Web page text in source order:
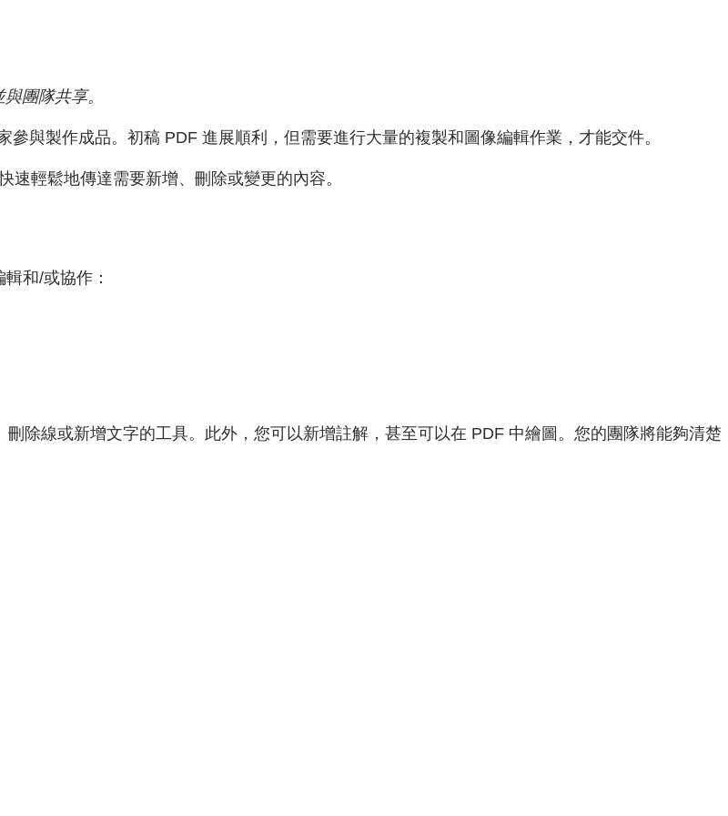
團隊共享。
與製作成品。初稿 PDF 進展順利，但需要進行大量的複製和圖像編輯作業，才能交件。
速輕鬆地傳達需要新增、刪除或變更的內容。
和/或協作：
除線或新增文字的工具。此外，您可以新增註解，甚至可以在 PDF 中繪圖。您的團隊將能夠清楚